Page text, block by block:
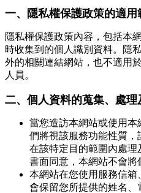
一、隱私權保護政策的適用
隱私權保護政策內容，包括本
時收集到的個人識別資料。隱
外的相關連結網站，也不適用
人員。
二、個人資料的蒐集、處理
當您造訪本網站或使用
們將視該服務功能性質
在該特定目的範圍內處
書面同意，本網站不會將
本網站在您使用服務信箱
會保留您所提供的姓名